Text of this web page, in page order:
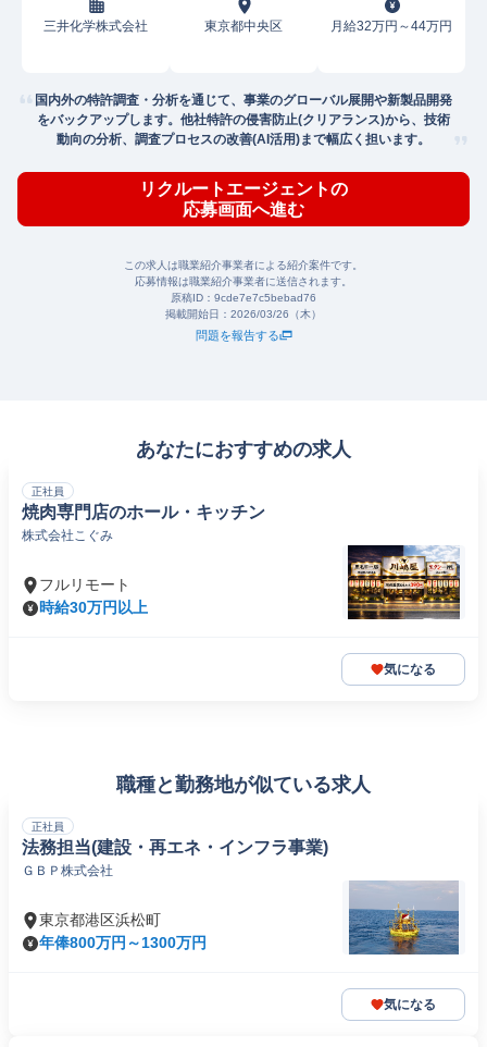
三井化学株式会社 東京都中央区 月給32万円～44万円
国内外の特許調査・分析を通じて、事業のグローバル展開や新製品開発
をバックアップします。他社特許の侵害防止(クリアランス)から、技術
動向の分析、調査プロセスの改善(AI活用)まで幅広く担います。
リクルートエージェントの
応募画面へ進む
この求人は職業紹介事業者による紹介案件です。
応募情報は職業紹介事業者に送信されます。
原稿ID： 9cde7e7c5bebad76
掲載開始日： 2026/03/26（木）
問題を報告する
あなたにおすすめの求人
正社員
焼肉専門店のホール・キッチン
株式会社こぐみ
フルリモート
時給30万円以上
気になる
職種と勤務地が似ている求人
正社員
法務担当(建設・再エネ・インフラ事業)
ＧＢＰ株式会社
東京都港区浜松町
年俸800万円～1300万円
気になる